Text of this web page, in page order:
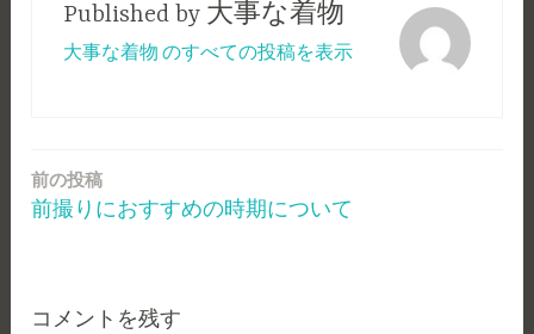
Published by 大事な着物
大事な着物 のすべての投稿を表示
投
稿
ビ
前の投稿
前撮りにおすすめの時期について
コメントを残す